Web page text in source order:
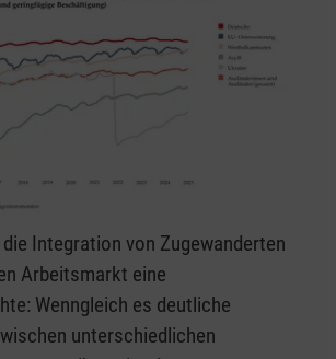
Integration von Zugewanderten
Arbeitsmarkt eine
Wenngleich es deutliche
unterschiedlichen